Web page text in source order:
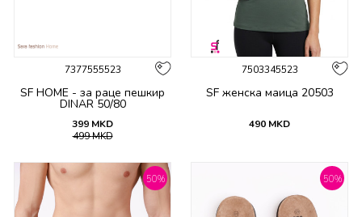
7377555523
SF HOME - за раце пешкир
DINAR 50/80
399 MKD
499MKD
7503345523
SF женска маица 20503
490 MKD
50% 50%